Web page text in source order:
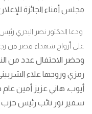
مجلس أمناء الجائزة
ودعا الدكتور نصر البدري
على أرواح شهداء مصر من رجال
وحضر الاحتفال عدد من
رمزي وزوجها علاء
أيوب، هاني عزيز أمين
سفير نور نائب رئيس حزب